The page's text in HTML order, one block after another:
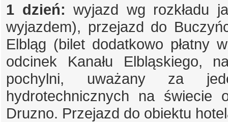
1 dzień: wyjazd wg rozkładu
wyjazdem), przejazd do
Elbląg (bilet dodatkowo płatny
odcinek Kanału Elbląskiego,
pochylni, uważany za
hydrotechnicznych na świecie
Druzno. Przejazd do obiektu